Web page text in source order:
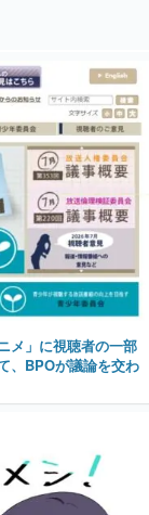
メ」に視聴者の一部
、BPOが議論を交わ